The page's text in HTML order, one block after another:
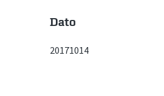
Dato
20171014